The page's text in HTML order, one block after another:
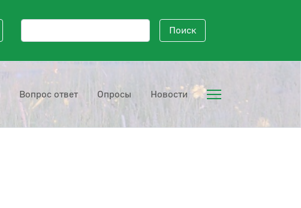
Поисковый запрос Поиск
Вопрос ответ Опросы Новости